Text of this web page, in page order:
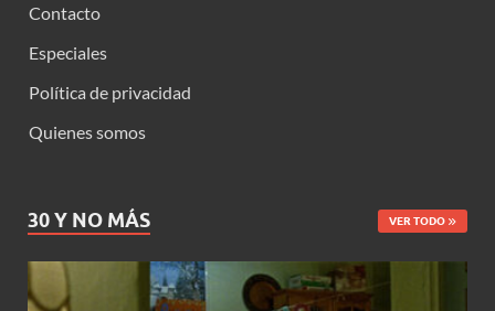
Contacto
Especiales
Política de privacidad
Quienes somos
30 Y NO MÁS VER TODO